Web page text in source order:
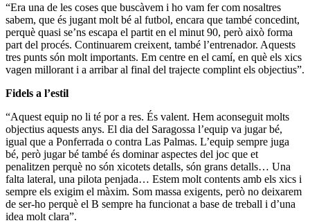
“Era una de les coses que buscàvem i ho vam fer com nosaltres
sabem, que és jugant molt bé al futbol, encara que també concedint,
perquè quasi se’ns escapa el partit en el minut 90, però això forma
part del procés. Continuarem creixent, també l’entrenador. Aquests
tres punts són molt importants. Em centre en el camí, en què els xics
vagen millorant i a arribar al final del trajecte complint els objectius”.
Fidels a l’estil
“Aquest equip no li té por a res. És valent. Hem aconseguit molts
objectius aquests anys. El dia del Saragossa l’equip va jugar bé,
igual que a Ponferrada o contra Las Palmas. L’equip sempre juga
bé, però jugar bé també és dominar aspectes del joc que et
penalitzen perquè no són xicotets detalls, són grans detalls… Una
falta lateral, una pilota penjada… Estem molt contents amb els xics i
sempre els exigim el màxim. Som massa exigents, però no deixarem
de ser-ho perquè el B sempre ha funcionat a base de treball i d’una
idea molt clara”.